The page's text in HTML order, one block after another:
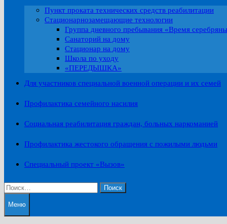
Пункт проката технических средств реабилитации
Стационарнозамещающие технологии
Группа дневного пребывания «Время
Санаторий на дому
Стационар на дому
Школа по уходу
«ПЕРЕДЫШКА»
Для участников специальной военной операции и их семей
Профилактика семейного насилия
Социальная реабилитация граждан, больных наркоманией
Профилактика жестокого обращения с пожилыми людьми
Специальный проект «Вызов»
Найти:
Меню